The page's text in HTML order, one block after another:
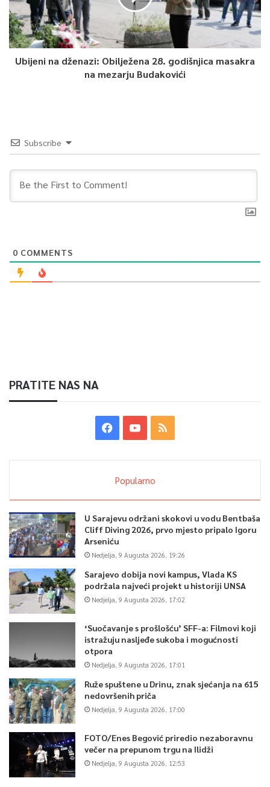
Ubijeni na dženazi: Obilježena 28. godišnjica masakra
na mezarju Budakovići
Subscribe
0 COMMENTS
PRATITE NAS NA
Popularno
U Sarajevu održani skokovi u vodu Bentbaša
Cliff Diving 2026, prvo mjesto pripalo Igoru
Arseniću
Nedjelja, 9 Augusta 2026, 19:26
Sarajevo dobija novi kampus, Vlada KS
podržala najveći projekt u historiji UNSA
Nedjelja, 9 Augusta 2026, 17:02
‘Suočavanje s prošlošću’ SFF-a: Filmovi koji
istražuju nasljeđe sukoba i mogućnosti
otpora
Nedjelja, 9 Augusta 2026, 17:01
Ruže spuštene u Drinu, znak sjećanja na 615
nedovršenih priča
Nedjelja, 9 Augusta 2026, 17:00
FOTO/Enes Begović priredio nezaboravnu
večer na prepunom trgu na Ilidži
Nedjelja, 9 Augusta 2026, 12:53